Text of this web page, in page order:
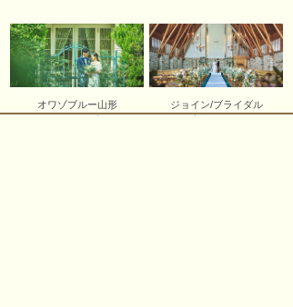
オワゾブルー山形 ジョイン/ブライダル